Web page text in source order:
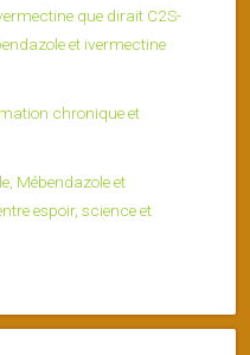
que dirait C2S-
et ivermectine
chronique et
Mébendazole et
espoir, science et